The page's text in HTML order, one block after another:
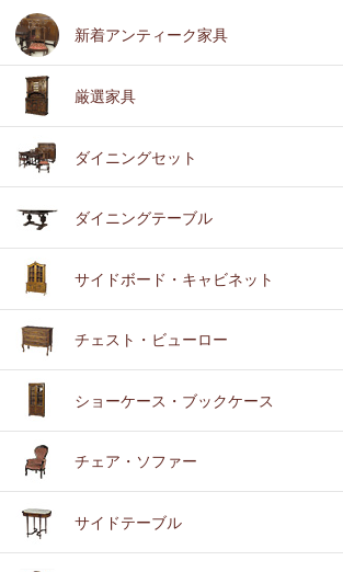
新着アンティーク家具
厳選家具
ダイニングセット
ダイニングテーブル
サイドボード・キャビネット
チェスト・ビューロー
ショーケース・ブックケース
チェア・ソファー
サイドテーブル